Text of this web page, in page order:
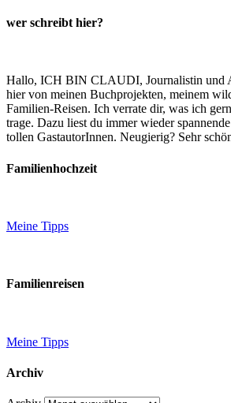
wer schreibt hier?
Hallo, ICH BIN CLAUDI, Journalistin und
hier von meinen Buchprojekten, meinem
Familien-Reisen. Ich verrate dir, was ich
trage. Dazu liest du immer wieder
tollen GastautorInnen. Neugierig? Sehr
Familienhochzeit
Meine Tipps
Familienreisen
Meine Tipps
Archiv